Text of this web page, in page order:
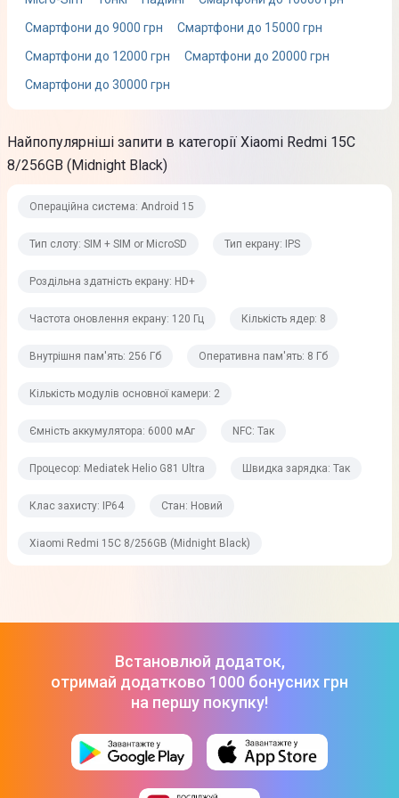
Яскравість: 660 ніт (типове значення), 810 ніт HBM
8
Частота процесора
2,0 ГГц
Так
Процесор
Mediatek Helio G81 Ultra
Пам'ять
Внутрішня пам'ять
256 Гб
Оперативна пам'ять
Основна камера
Auxiliary lens
Смартфони до 9000 грн
Смартфони до 15000 грн
Смартфони до 12000 грн
Смартфони до 20000 грн
Смартфони до 30000 грн
Найпопулярніші запити в категорії Xiaomi Redmi 15C
8/256GB (Midnight Black)
Операційна система: Android 15
Тип слоту: SIM + SIM or MicroSD Тип екрану: IPS
Роздільна здатність екрану: HD+
Частота оновлення екрану: 120 Гц Кількість ядер: 8
Внутрішня пам'ять: 256 Гб Оперативна пам'ять: 8 Гб
Кількість модулів основної камери: 2
Ємність аккумулятора: 6000 мАг NFC: Так
Процесор: Mediatek Helio G81 Ultra Швидка зарядка: Так
Клас захисту: IP64 Стан: Новий
Xiaomi Redmi 15C 8/256GB (Midnight Black)
Встановлюй додаток,
отримай додатково 1000 бонусних грн
на першу покупку!